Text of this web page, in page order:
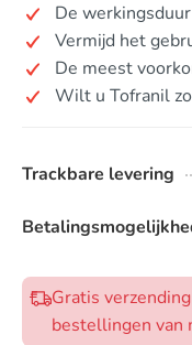
De
Vermijd het
De meest
Wilt u Tofranil
Trackbare levering
Gratis
bestellingen van